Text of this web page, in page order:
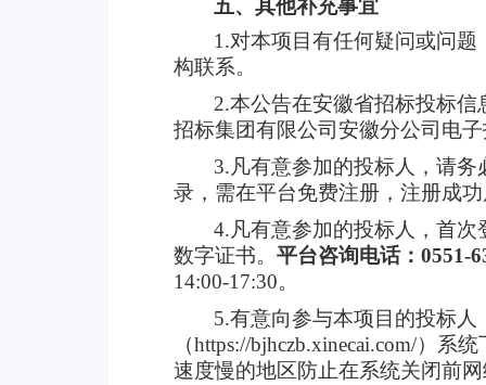
五、其他补充事宜
1.对本项目有任何疑问或问
构联系。
2.本公告在安徽省招标投标信
招标集团有限公司安徽分公司电
3.凡有意参加的投标人，请
录，需在平台免费注册，注册成
4.凡有意参加的投标人，首
数字证书。 平台咨询电话： 0551-
14:00-17:30。
5.有意向参与本项目的投标
（https://bjhczb.xinecai.com/）
速度慢的地区防止在系统关闭前